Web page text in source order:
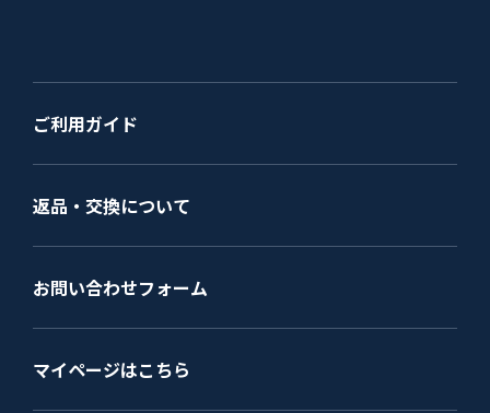
ご利用ガイド
返品・交換について
お問い合わせフォーム
マイページはこちら